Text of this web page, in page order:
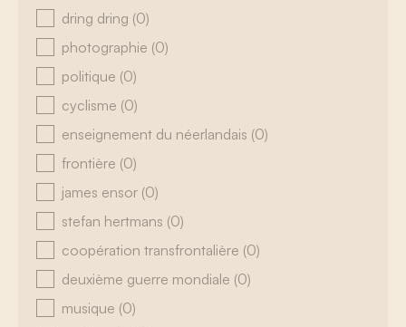
dring dring (0)
photographie (0)
politique (0)
cyclisme (0)
enseignement du néerlandais (0)
frontière (0)
james ensor (0)
stefan hertmans (0)
coopération transfrontalière (0)
deuxième guerre mondiale (0)
musique (0)